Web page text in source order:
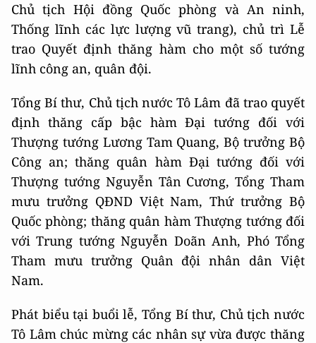
Chủ tịch Hội đồng Quốc phòng và An ninh,
Thống lĩnh các lực lượng vũ trang), chủ trì Lễ
trao Quyết định thăng hàm cho một số tướng
lĩnh công an, quân đội.
Tổng Bí thư, Chủ tịch nước Tô Lâm đã trao quyết
định thăng cấp bậc hàm Đại tướng đối với
Thượng tướng Lương Tam Quang, Bộ trưởng Bộ
Công an; thăng quân hàm Đại tướng đối với
Thượng tướng Nguyễn Tân Cương, Tổng Tham
mưu trưởng QĐND Việt Nam, Thứ trưởng Bộ
Quốc phòng; thăng quân hàm Thượng tướng đối
với Trung tướng Nguyễn Doãn Anh, Phó Tổng
Tham mưu trưởng Quân đội nhân dân Việt
Nam.
Phát biểu tại buổi lễ, Tổng Bí thư, Chủ tịch nước
Tô Lâm chúc mừng các nhân sự vừa được thăng